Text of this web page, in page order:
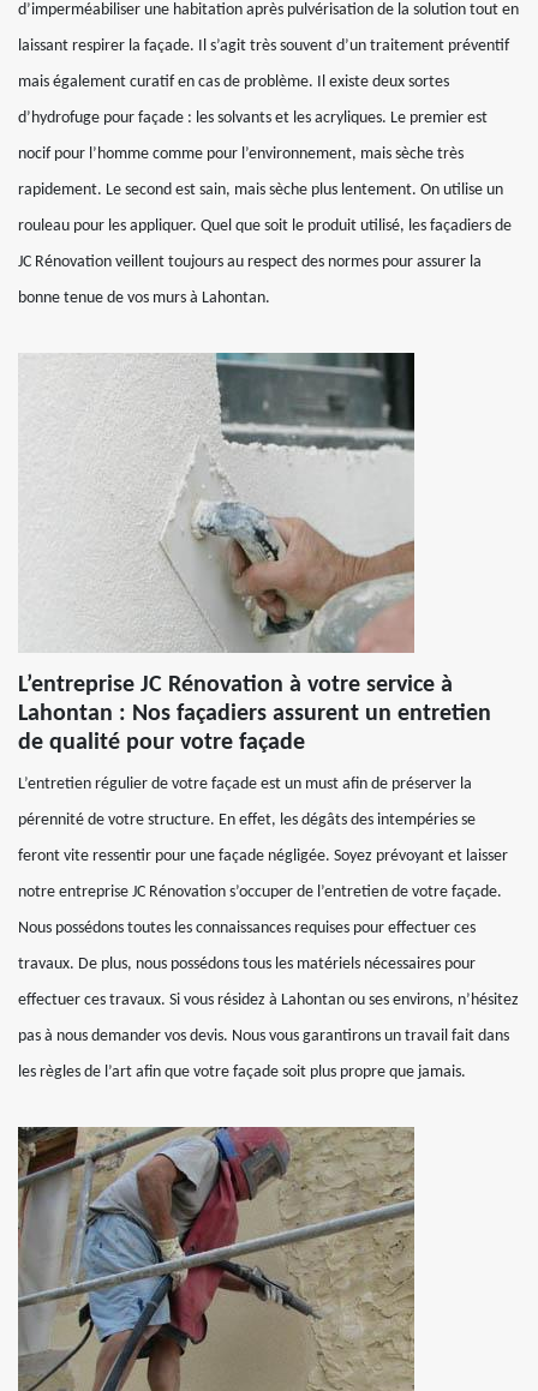
d’imperméabiliser une habitation après pulvérisation de la solution tout en
laissant respirer la façade. Il s’agit très souvent d’un traitement préventif
mais également curatif en cas de problème. Il existe deux sortes
d’hydrofuge pour façade : les solvants et les acryliques. Le premier est
nocif pour l’homme comme pour l’environnement, mais sèche très
rapidement. Le second est sain, mais sèche plus lentement. On utilise un
rouleau pour les appliquer. Quel que soit le produit utilisé, les façadiers de
JC Rénovation veillent toujours au respect des normes pour assurer la
bonne tenue de vos murs à Lahontan.
L’entreprise JC Rénovation à votre service à
Lahontan : Nos façadiers assurent un entretien
de qualité pour votre façade
L’entretien régulier de votre façade est un must afin de préserver la
pérennité de votre structure. En effet, les dégâts des intempéries se
feront vite ressentir pour une façade négligée. Soyez prévoyant et laisser
notre entreprise JC Rénovation s’occuper de l’entretien de votre façade.
Nous possédons toutes les connaissances requises pour effectuer ces
travaux. De plus, nous possédons tous les matériels nécessaires pour
effectuer ces travaux. Si vous résidez à Lahontan ou ses environs, n’hésitez
pas à nous demander vos devis. Nous vous garantirons un travail fait dans
les règles de l’art afin que votre façade soit plus propre que jamais.